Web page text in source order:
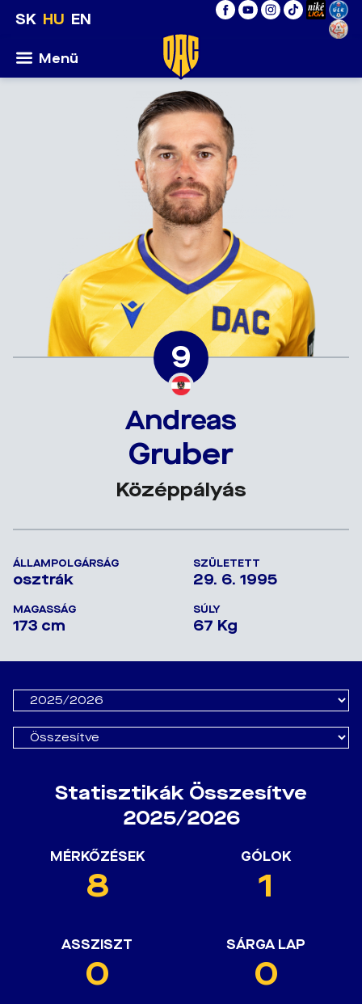
SK HU EN
Menü
9
Andreas
Gruber
Középpályás
ÁLLAMPOLGÁRSÁG
osztrák
SZÜLETETT
29. 6. 1995
MAGASSÁG
173 cm
SÚLY
67 Kg
Statisztikák Összesítve
2025/2026
MÉRKŐZÉSEK
8
GÓLOK
1
ASSZISZT
0
SÁRGA LAP
0